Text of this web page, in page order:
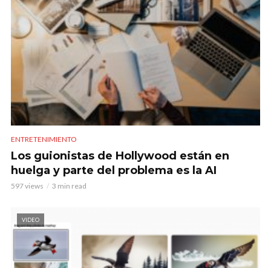
ENTRETENIMIENTO
Los guionistas de Hollywood están en
huelga y parte del problema es la AI
597 views 3 min read
VIDEO